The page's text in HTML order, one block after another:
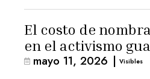
El costo de
en el activismo
mayo 11, 2026 | Visibles